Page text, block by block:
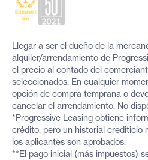
Llegar a ser el dueño de la
alquiler/arrendamiento de
el precio al contado del
seleccionados. En cualquier
opción de compra temprana o
cancelar el arrendamiento. No
*Progressive Leasing obtiene
crédito, pero un historial crediticio
los aplicantes son aprobados.
**El pago inicial (más impuestos)